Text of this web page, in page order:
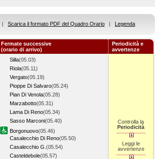
| Scarica il formato PDF del Quadro Orario | Legenda
Fermate successive
(orario di arrivo)
Periodicità e
avvertenze
Silla(05.03)
Riola(05.11)
Vergato(05.19)
Pioppe Di Salvaro(05.24)
Pian Di Venola(05.28)
Marzabotto(05.31)
Lama Di Reno(05.34)
Sasso Marconi(05.40)
Borgonuovo(05.46)
Casalecchio Di Reno(05.50)
Casalecchio G. (05.54)
Casteldebole(05.57)
Controlla la
Periodicità
Leggi le
avvertenze